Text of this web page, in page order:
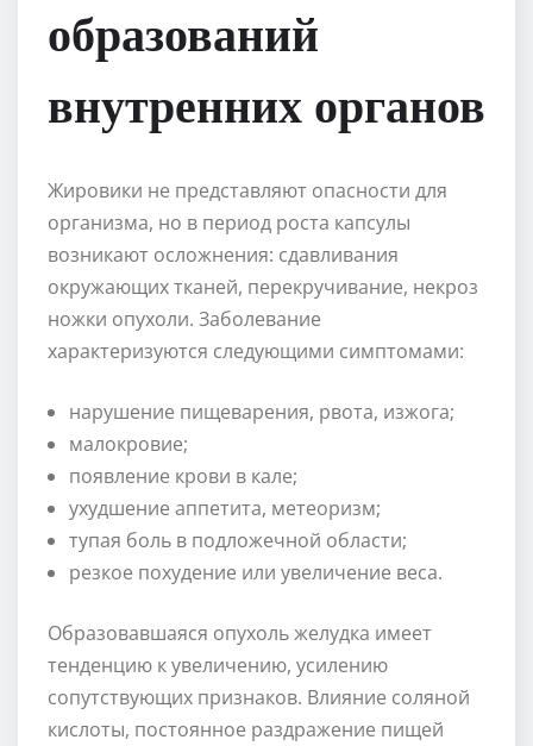
образований
внутренних органов
Жировики не представляют опасности для
организма, но в период роста капсулы
возникают осложнения: сдавливания
окружающих тканей, перекручивание, некроз
ножки опухоли. Заболевание
характеризуются следующими симптомами:
нарушение пищеварения, рвота, изжога;
малокровие;
появление крови в кале;
ухудшение аппетита, метеоризм;
тупая боль в подложечной области;
резкое похудение или увеличение веса.
Образовавшаяся опухоль желудка имеет
тенденцию к увеличению, усилению
сопутствующих признаков. Влияние соляной
кислоты, постоянное раздражение пищей